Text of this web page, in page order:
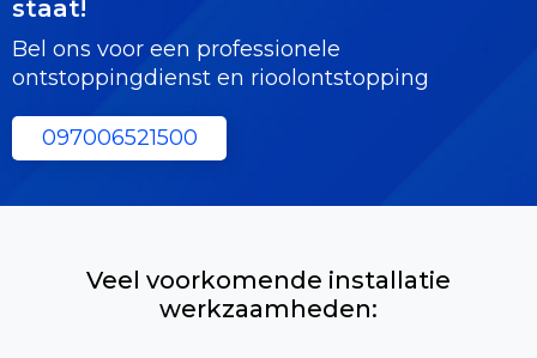
staat!
Bel ons voor een professionele
ontstoppingdienst en rioolontstopping
097006521500
Veel voorkomende installatie
werkzaamheden: